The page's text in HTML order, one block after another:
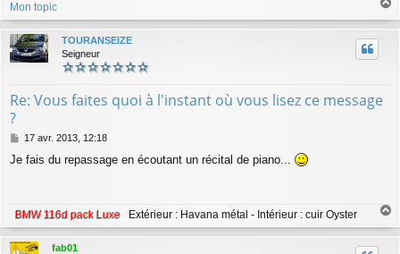
Mon topic
a
u
TOURANSEIZE
Seigneur
Re: Vous faites quoi à l'instant où vous lisez ce message
?
M
s
e
17 avr. 2013, 12:18
Je fais du repassage en écoutant un récital de piano...
BMW 116d pack Luxe Extérieur : Havana métal - Intérieur : cuir Oyster
a
u
fab01